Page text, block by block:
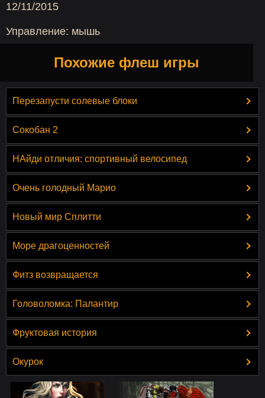
12/11/2015
Управление: мышь
Похожие флеш игры
Перезапусти солевые блоки
Сокобан 2
НАйди отличия: спортивный велосипед
Очень голодный Марио
Новый мир Сплитти
Море драгоценностей
Фитз возвращается
Головоломка: Палантир
Фруктовая история
Окурок